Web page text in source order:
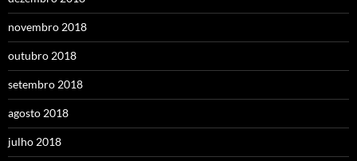
novembro 2018
outubro 2018
setembro 2018
agosto 2018
julho 2018